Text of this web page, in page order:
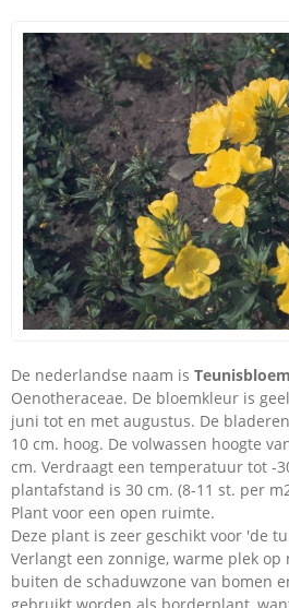
De nederlandse naam is Teunisbloem
Oenotheraceae. De bloemkleur is
juni tot en met augustus. De
10 cm. hoog. De volwassen hoogte
cm. Verdraagt een temperatuur tot -
plantafstand is 30 cm. (8-11 st. per
Plant voor een open ruimte.
Deze plant is zeer geschikt voor 'de
Verlangt een zonnige, warme plek
buiten de schaduwzone van bomen